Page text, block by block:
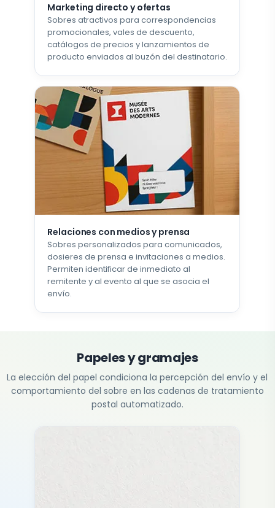
Marketing directo y ofertas
Sobres atractivos para correspondencias
promocionales, vales de descuento,
catálogos de precios y lanzamientos de
producto enviados al buzón del destinatario.
Relaciones con medios y prensa
Sobres personalizados para comunicados,
dosieres de prensa e invitaciones a medios.
Permiten identificar de inmediato al
remitente y al evento al que se asocia el
envío.
Papeles y gramajes
La elección del papel condiciona la percepción del envío y el
comportamiento del sobre en las cadenas de tratamiento
postal automatizado.